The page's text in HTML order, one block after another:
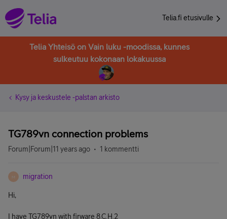
Telia.fi etusivulle
Telia Yhteisö on Vain luku -moodissa, kunnes
sulkeutuu kokonaan lokakuussa
Kysy ja keskustele -palstan arkisto
TG789vn connection problems
Forum|Forum|11 years ago 1 kommentti
M migration
Hi,
I have TG789vn with firware 8.C.H.2